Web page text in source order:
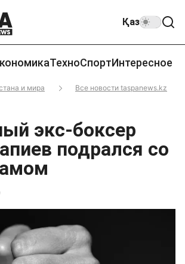
Қаз
ТехноСпортИнтересное
и мира
Все новости taspanews.kz
экс-боксер
подрался со